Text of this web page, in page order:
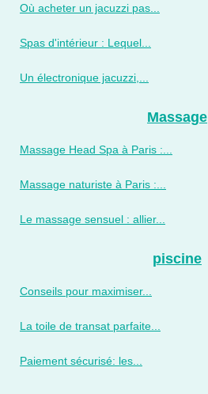
Où acheter un jacuzzi pas...
Spas d'intérieur : Lequel...
Un électronique jacuzzi,...
Massage
Massage Head Spa à Paris :...
Massage naturiste à Paris :...
Le massage sensuel : allier...
piscine
Conseils pour maximiser...
La toile de transat parfaite...
Paiement sécurisé: les...